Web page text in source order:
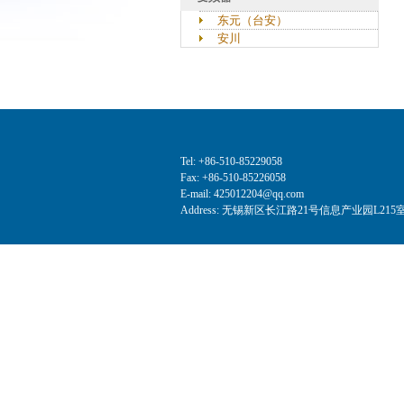
东元（台安）
安川
Tel: +86-510-85229058
Fax: +86-510-85226058
E-mail: 425012204@qq.com
Address: 无锡新区长江路21号信息产业园L215